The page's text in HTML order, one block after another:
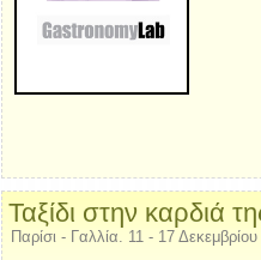
Ταξίδι στην καρδιά
Παρίσι - Γαλλία. 11 - 17